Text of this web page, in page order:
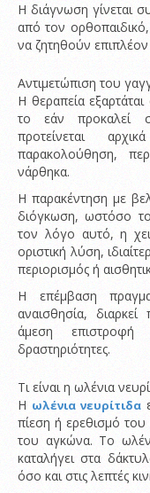
Η διάγνωση γίνεται
από τον
να ζητηθούν επιπλέον
Αντιμετώπιση του
Η θεραπεία
το εάν προκαλεί
προτείνεται
παρακολούθηση,
νάρθηκα.
Η παρακέντηση με
διόγκωση, ωστόσο το
τον λόγο αυτό, η
οριστική λύση,
περιορισμός ή
Η επέμβαση
αναισθησία,
άμεση επιστροφή
δραστηριότητες.
Τι είναι η ωλένια
Η ωλένια νευρίτιδα
πίεση ή ερεθισμό
του αγκώνα. Το
καταλήγει στα
όσο και στις λεπτές